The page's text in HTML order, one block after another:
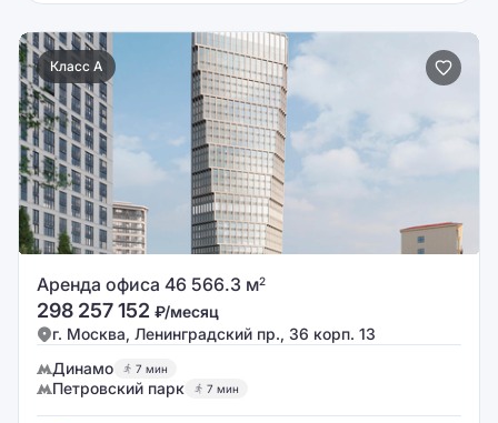
Класс A
Аренда офиса 46 566.3 м2
298 257 152 ₽/месяц
г. Москва, Ленинградский пр., 36 корп. 13
Динамо
7 мин
Петровский парк 7 мин